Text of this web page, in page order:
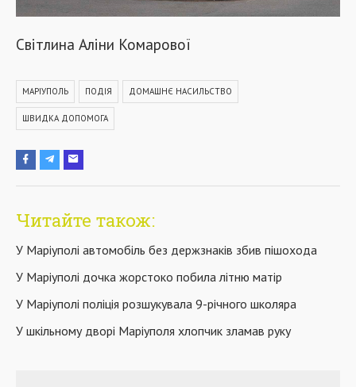
Світлина Аліни Комарової
МАРІУПОЛЬ ПОДІЯ ДОМАШНЄ НАСИЛЬСТВО
ШВИДКА ДОПОМОГА
Читайте також:
У Маріуполі автомобіль без держзнаків збив пішохода
У Маріуполі дочка жорстоко побила літню матір
У Маріуполі поліція розшукувала 9-річного школяра
У шкільному дворі Маріуполя хлопчик зламав руку